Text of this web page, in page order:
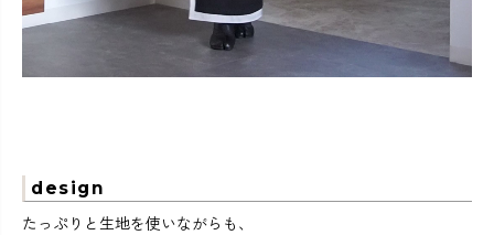
design
たっぷりと生地を使いながらも、